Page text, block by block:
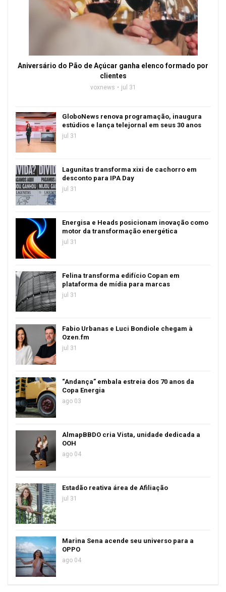
Aniversário do Pão de Açúcar ganha elenco formado por
clientes
voxnews jul 31
GloboNews renova programação, inaugura
estúdios e lança telejornal em seus 30 anos
jul 31
Lagunitas transforma xixi de cachorro em
desconto para IPA Day
jul 31
Energisa e Heads posicionam inovação como
motor da transformação energética
jul 31
Felina transforma edifício Copan em
plataforma de mídia para marcas
jul 31
Fabio Urbanas e Luci Bondiole chegam à
Ozen.fm
jul 31
“Andança” embala estreia dos 70 anos da
Copa Energia
ago 03
AlmapBBDO cria Vista, unidade dedicada a
OOH
ago 04
Estadão reativa área de Afiliação
jul 31
Marina Sena acende seu universo para a
OPPO
ago 04